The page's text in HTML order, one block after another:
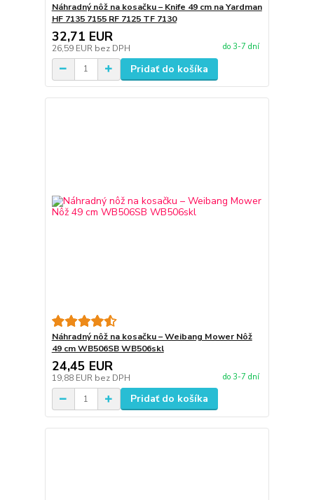
Náhradný nôž na kosačku – Knife 49 cm na Yardman
HF 7135 7155 RF 7125 TF 7130
32,71 EUR
26,59 EUR bez DPH do 3-7 dní
Pridať do košíka
Náhradný nôž na kosačku – Weibang Mower Nôž
49 cm WB506SB WB506skl
24,45 EUR
19,88 EUR bez DPH do 3-7 dní
Pridať do košíka